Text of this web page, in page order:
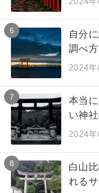
6
自分
調べ
2024年
7
本当
い神
2024年
8
白山
れる